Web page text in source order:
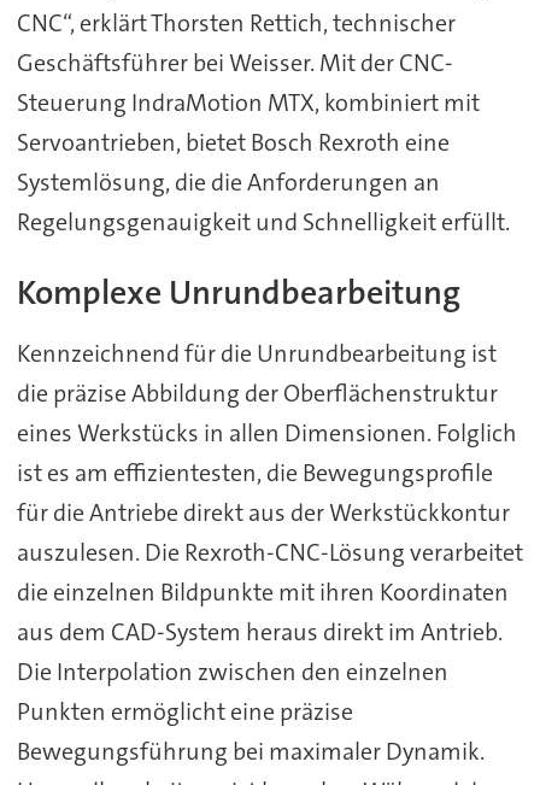
CNC“, erklärt Thorsten Rettich, technischer
Geschäftsführer bei Weisser. Mit der CNC-
Steuerung IndraMotion MTX, kombiniert mit
Servoantrieben, bietet Bosch Rexroth eine
Systemlösung, die die Anforderungen an
Regelungsgenauigkeit und Schnelligkeit erfüllt.
Komplexe Unrundbearbeitung
Kennzeichnend für die Unrundbearbeitung ist
die präzise Abbildung der Oberflächenstruktur
eines Werkstücks in allen Dimensionen. Folglich
ist es am effizientesten, die Bewegungsprofile
für die Antriebe direkt aus der Werkstückkontur
auszulesen. Die Rexroth-CNC-Lösung verarbeitet
die einzelnen Bildpunkte mit ihren Koordinaten
aus dem CAD-System heraus direkt im Antrieb.
Die Interpolation zwischen den einzelnen
Punkten ermöglicht eine präzise
Bewegungsführung bei maximaler Dynamik.